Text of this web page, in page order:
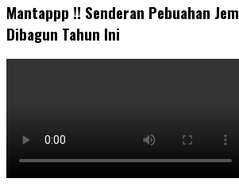
Mantappp !! Senderan Pebuahan
Dibagun Tahun Ini